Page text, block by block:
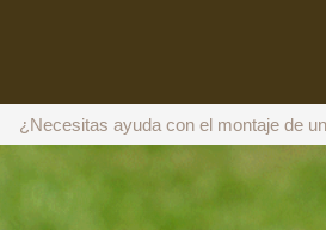
¿Necesitas ayuda con el montaje de